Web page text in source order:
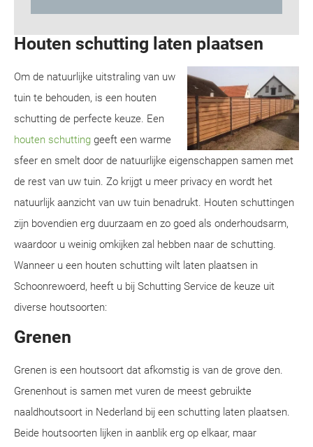
Houten schutting laten plaatsen
Om de natuurlijke uitstraling van uw
tuin te behouden, is een houten
schutting de perfecte keuze. Een
houten schutting geeft een warme
sfeer en smelt door de natuurlijke eigenschappen samen met
de rest van uw tuin. Zo krijgt u meer privacy en wordt het
natuurlijk aanzicht van uw tuin benadrukt. Houten schuttingen
zijn bovendien erg duurzaam en zo goed als onderhoudsarm,
waardoor u weinig omkijken zal hebben naar de schutting.
Wanneer u een houten schutting wilt laten plaatsen in
Schoonrewoerd, heeft u bij Schutting Service de keuze uit
diverse houtsoorten:
Grenen
Grenen is een houtsoort dat afkomstig is van de grove den.
Grenenhout is samen met vuren de meest gebruikte
naaldhoutsoort in Nederland bij een schutting laten plaatsen.
Beide houtsoorten lijken in aanblik erg op elkaar, maar